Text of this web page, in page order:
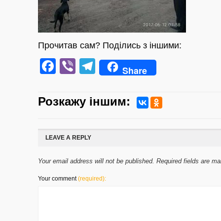
Прочитав сам? Поділись з іншими:
Facebook
ViberTelegram
Share
Розкажу iншим:
LEAVE A REPLY
Your email address will not be published. Required fields are
Your comment(required):